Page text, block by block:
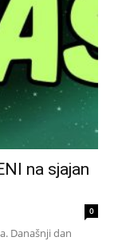
na sjajan
0
Današnji dan